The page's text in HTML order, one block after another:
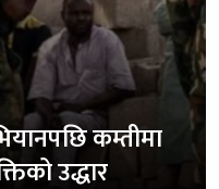
कम्तीमा
उद्धार